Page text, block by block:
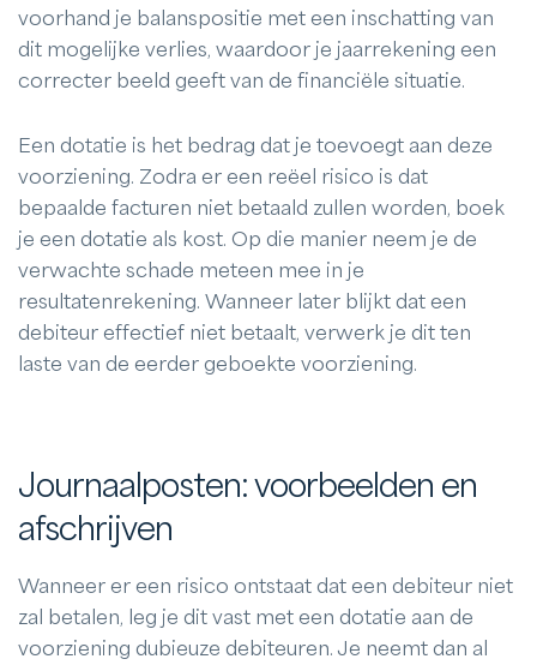
voorhand je balanspositie met een inschatting van
dit mogelijke verlies, waardoor je jaarrekening een
correcter beeld geeft van de financiële situatie.
Een dotatie is het bedrag dat je toevoegt aan deze
voorziening. Zodra er een reëel risico is dat
bepaalde facturen niet betaald zullen worden, boek
je een dotatie als kost. Op die manier neem je de
verwachte schade meteen mee in je
resultatenrekening. Wanneer later blijkt dat een
debiteur effectief niet betaalt, verwerk je dit ten
laste van de eerder geboekte voorziening.
Journaalposten: voorbeelden en
afschrijven
Wanneer er een risico ontstaat dat een debiteur niet
zal betalen, leg je dit vast met een dotatie aan de
voorziening dubieuze debiteuren. Je neemt dan al